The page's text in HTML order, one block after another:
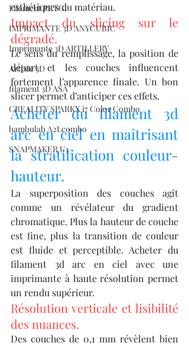
Filament PETG,
IMPRIMANTE 3D ANYCUBIC
Imprimante 3D ARTILLERY
Artiste 3D
filament 3D ASA
CREALITY SPARKX i7 Color Combo
bambulab A2Lcombo
SNAPMAKER U1
esthétiques du matériau.
Impact du slicing sur le
dégradé.
Le sens du remplissage, la position de
départ et les couches influencent
fortement l’apparence finale. Un bon
slicer permet d’anticiper ces effets.
Acheter du filament 3d
arc en ciel en maîtrisant
la stratification couleur-
hauteur.
La superposition des couches agit
comme un révélateur du gradient
chromatique. Plus la hauteur de couche
est fine, plus la transition de couleur
est fluide et perceptible. Acheter du
filament 3d arc en ciel avec une
imprimante à haute résolution permet
un rendu supérieur.
Résolution verticale et lisibilité
des nuances.
Des couches de 0,1 mm révèlent bien